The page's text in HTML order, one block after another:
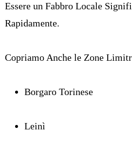
Essere un Fabbro Locale
Rapidamente.
Copriamo Anche le Zone
Borgaro Torinese
Leinì